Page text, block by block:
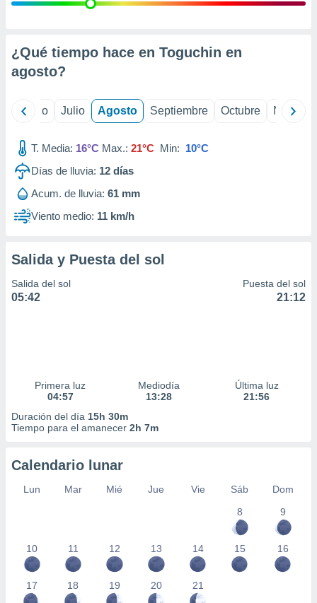
e
mediante
publicidad
de
1199
¿Qué tiempo hace en Toguchin en
agosto?
Junio Julio Agosto Septiembre Octubre
T. Media: 16°C Max.: 21°C Min: 10°C
Días de lluvia: 12 días
Acum. de lluvia: 61 mm
Viento medio: 11 km/h
Salida y Puesta del sol
Salida del sol
05:42
Puesta del sol
21:12
Primera luz
04:57
Mediodía
13:28
Última luz
21:56
Duración del día 15h 30m
Tiempo para el amanecer 2h 7m
Calendario lunar
Lun Mar Mié Jue Vie Sáb
Dom
8
9
10 11 12 13 14 15 16
17 18 19 20 21